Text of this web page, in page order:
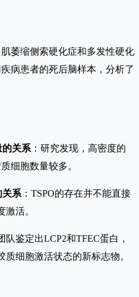
萎缩侧索硬化症和多发性硬化
病患者的死后脑样本，分析了
的关系 ：研究发现，高密度的
细胞数量较多。
关系 ：TSPO的存在并不能直接
激活。
队鉴定出LCP2和TFEC蛋白，
细胞激活状态的新标志物。